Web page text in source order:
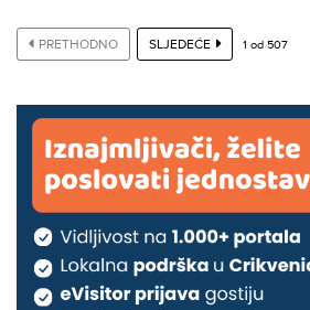
PRETHODNO SLJEDEĆE 1 od 507